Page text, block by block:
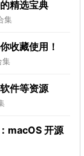
精选宝典
集
收藏使用！
集
件等资源
macOS 开源